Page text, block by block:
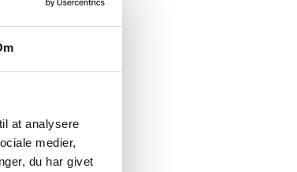
at analysere
medier,
du har givet